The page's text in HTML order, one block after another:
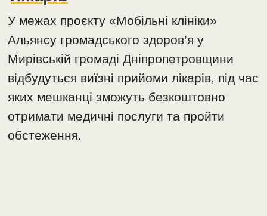
У межах проєкту «Мобільні клініки»
Альянсу громадського здоров’я у
Мирівській громаді Дніпропетровщини
відбудуться виїзні прийоми лікарів, під час
яких мешканці зможуть безкоштовно
отримати медичні послуги та пройти
обстеження.